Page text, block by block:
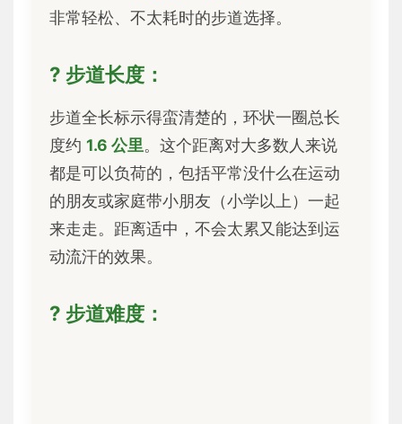
非常轻松、不太耗时的步道选择。
? 步道长度：
步道全长标示得蛮清楚的，环状一圈总长
度约 1.6 公里。这个距离对大多数人来说
都是可以负荷的，包括平常没什么在运动
的朋友或家庭带小朋友（小学以上）一起
来走走。距离适中，不会太累又能达到运
动流汗的效果。
? 步道难度：